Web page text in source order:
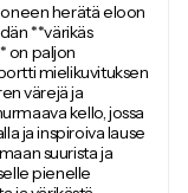
herätä eloon
**värikäs
on paljon
mielikuvituksen
värejä ja
kello, jossa
ja inspiroiva lause
suurista ja
pienelle